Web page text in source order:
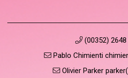
(00352) 2648
Pablo Chimienti
Olivier Parker